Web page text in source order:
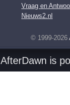
Vraag en
Nieuws2.nl
© 1999-2026
AfterDawn is